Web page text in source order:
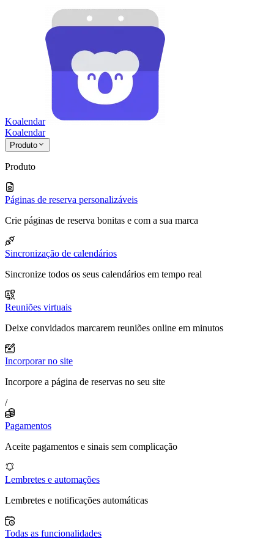
Koalendar
Koalendar
Produto
Produto
Páginas de reserva personalizáveis
Crie páginas de reserva bonitas e com a sua marca
Sincronização de calendários
Sincronize todos os seus calendários em tempo real
Reuniões virtuais
Deixe convidados marcarem reuniões online em minutos
Incorporar no site
Incorpore a página de reservas no seu site
/
Pagamentos
Aceite pagamentos e sinais sem complicação
Lembretes e automações
Lembretes e notificações automáticas
Todas as funcionalidades